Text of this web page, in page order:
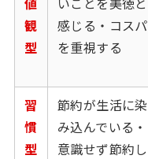
観
型
感じる・コスパ
を重視する
習
慣
型
節約が生活に染
み込んでいる・
意識せず節約し